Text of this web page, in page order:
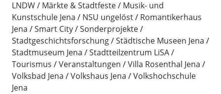
LNDW
Märkte & Stadtfeste
Musik- und
Kunstschule Jena
NSU ungelöst
Romantikerhaus
Jena
Smart City
Sonderprojekte
Stadtgeschichtsforschung
Städtische Museen Jena
Stadtmuseum Jena
Stadtteilzentrum LiSA
Tourismus
Veranstaltungen
Villa Rosenthal Jena
Volksbad Jena
Volkshaus Jena
Volkshochschule
Jena